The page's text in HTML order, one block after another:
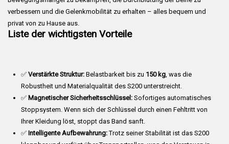
verbessern und die Gelenkmobilität zu erhalten – alles bequem und
privat von zu Hause aus.
Liste der wichtigsten Vorteile
✅ Verstärkte Struktur: Belastbarkeit bis zu 150 kg, was die
Robustheit und Materialqualität des S200 unterstreicht.
✅ Magnetischer Sicherheitsschlüssel: Sofortiges automatisches
Stoppsystem. Wenn sich der Schlüssel durch einen Fehltritt von
Ihrer Kleidung löst, stoppt das Band sanft.
✅ Intelligente Aufbewahrung:Trotz seiner Stabilität ist das S200